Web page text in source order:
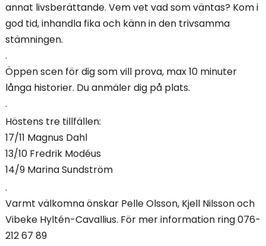
annat livsberättande. Vem vet vad som väntas? Kom i
god tid, inhandla fika och känn in den trivsamma
stämningen.
.
Öppen scen för dig som vill prova, max 10 minuter
långa historier. Du anmäler dig på plats.
.
Höstens tre tillfällen:
17/11 Magnus Dahl
13/10 Fredrik Modéus
14/9 Marina Sundström
.
Varmt välkomna önskar Pelle Olsson, Kjell Nilsson och
Vibeke Hyltén-Cavallius. För mer information ring 076-
212 67 89